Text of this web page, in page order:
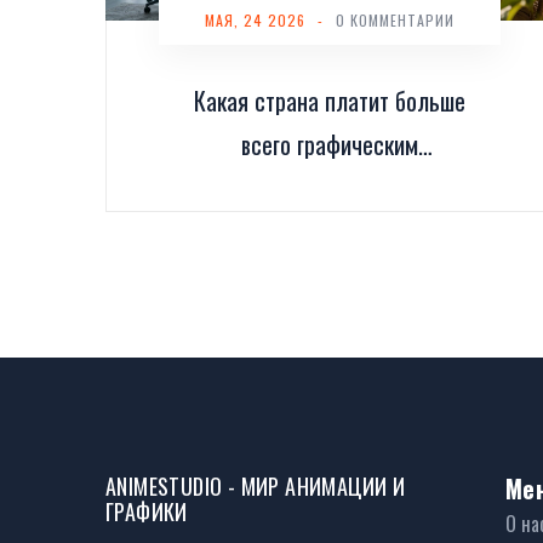
Какая страна платит больше
всего графическим
МАЯ, 24 2026 - 0 КОММЕНТАРИИ
ANIMESTUDIO - МИР АНИМАЦИИ И
ГРАФИКИ
О